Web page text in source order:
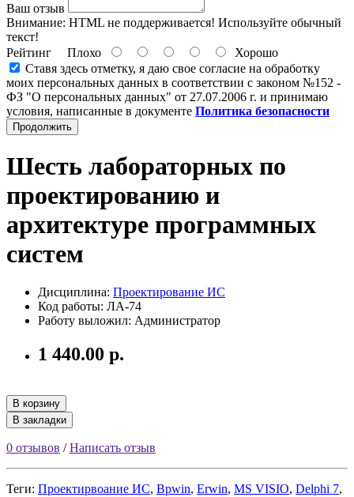
Ваш отзыв
Внимание: HTML не поддерживается! Используйте обычный
текст!
Рейтинг Плохо
Хорошо
Ставя здесь отметку, я даю свое согласие на обработку
моих персональных данных в соответствии с законом №152 -
ФЗ "О персональных данных" от 27.07.2006 г. и принимаю
условия, написанные в документе Политика безопасности
Продолжить
Шесть лабораторных по
проектированию и
архитектуре программных
систем
Дисциплина: Проектирование ИС
Код работы: ЛА-74
Работу выложил: Администратор
1 440.00 р.
В корзину
В закладки
0 отзывов /Написать отзыв
Теги: Проектирвоание ИС, Bpwin, Erwin, MS VISIO, Delphi 7,